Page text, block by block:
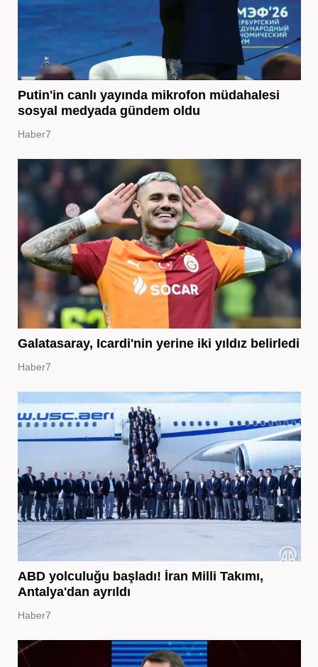
Putin'in canlı yayında mikrofon müdahalesi
sosyal medyada gündem oldu
Haber7
Galatasaray, Icardi'nin yerine iki yıldız belirledi
Haber7
ABD yolculuğu başladı! İran Milli Takımı,
Antalya'dan ayrıldı
Haber7